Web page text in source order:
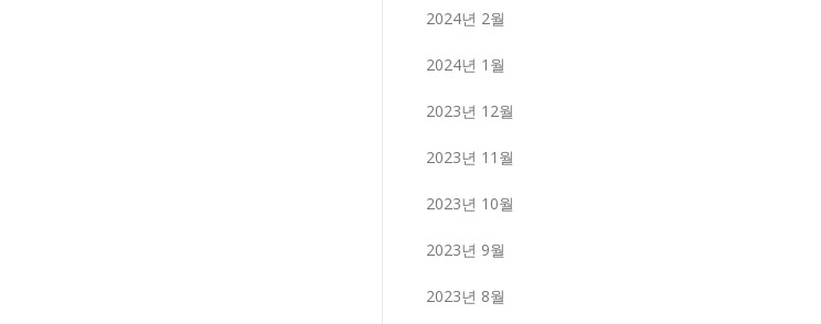
2024년 2월
2024년 1월
2023년 12월
2023년 11월
2023년 10월
2023년 9월
2023년 8월